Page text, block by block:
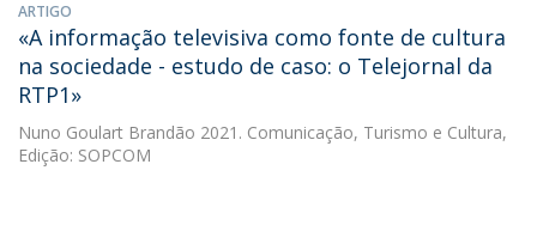
ARTIGO
«A informação televisiva como fonte de cultura
na sociedade - estudo de caso: o Telejornal da
RTP1»
Nuno Goulart Brandão 2021. Comunicação, Turismo e Cultura,
Edição: SOPCOM